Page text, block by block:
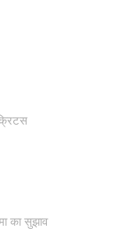
का सुझाव